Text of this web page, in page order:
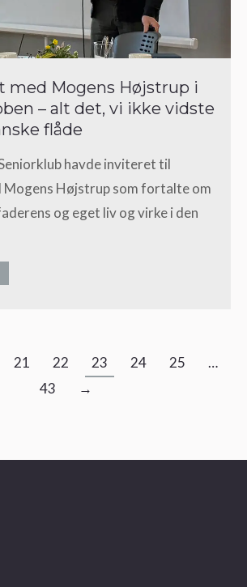
med Mogens Højstrup i
– alt det, vi ikke vidste
flåde
havde inviteret til
Højstrup som fortalte om
og eget liv og virke i den
21 22 23 24 25
…
43
→